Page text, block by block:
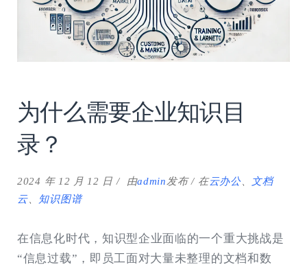
为什么需要企业知识目
录？
2024 年 12 月 12 日 由admin发布 在云办公、 文档
云、 知识图谱
在信息化时代，知识型企业面临的一个重大挑战是
“信息过载”，即员工面对大量未整理的文档和数